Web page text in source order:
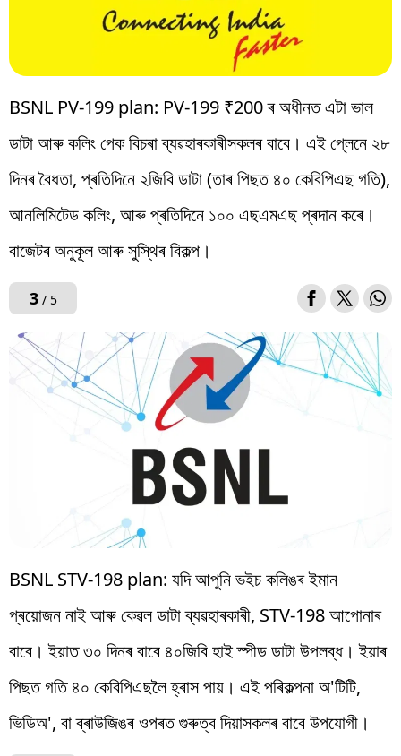
BSNL PV-199 plan: PV-199 ₹200 ৰ অধীনত এটা ভাল
ডাটা আৰু কলিং পেক বিচৰা ব্যৱহাৰকাৰীসকলৰ বাবে। এই প্লেনে ২৮
দিনৰ বৈধতা, প্ৰতিদিনে ২জিবি ডাটা (তাৰ পিছত ৪০ কেবিপিএছ গতি),
আনলিমিটেড কলিং, আৰু প্ৰতিদিনে ১০০ এছএমএছ প্ৰদান কৰে।
বাজেটৰ অনুকূল আৰু সুস্থিৰ বিকল্প।
3/ 5
BSNL STV-198 plan: যদি আপুনি ভইচ কলিঙৰ ইমান
প্ৰয়োজন নাই আৰু কেৱল ডাটা ব্যৱহাৰকাৰী, STV-198 আপোনাৰ
বাবে। ইয়াত ৩০ দিনৰ বাবে ৪০জিবি হাই স্পীড ডাটা উপলব্ধ। ইয়াৰ
পিছত গতি ৪০ কেবিপিএছলৈ হ্ৰাস পায়। এই পৰিকল্পনা অ'টিটি,
ভিডিঅ', বা ব্ৰাউজিঙৰ ওপৰত গুৰুত্ব দিয়াসকলৰ বাবে উপযোগী।